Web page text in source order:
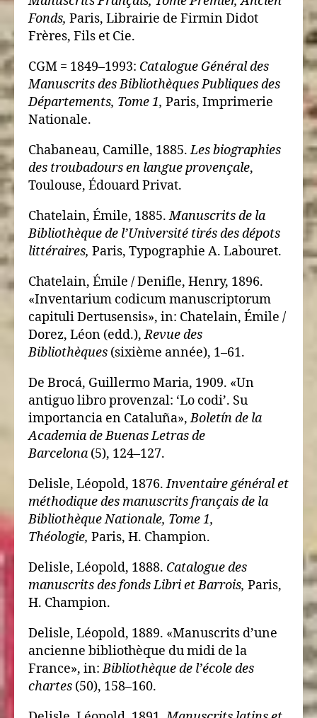
Fonds, Paris, Librairie de Firmin Didot
Frères, Fils et Cie.
CGM = 1849–1993: Catalogue Général des
Manuscrits des Bibliothèques Publiques des
Départements, Tome 1, Paris, Imprimerie
Nationale.
Chabaneau, Camille, 1885.Les biographies
des troubadours en langue provençale,
Toulouse, Édouard Privat.
Chatelain, Émile, 1885.Manuscrits de la
Bibliothèque de l’Université tirés des dépots
littéraires, Paris, Typographie A. Labouret.
Chatelain, Émile / Denifle, Henry, 1896.
«Inventarium codicum manuscriptorum
capituli Dertusensis», in: Chatelain, Émile /
Dorez, Léon (edd.),Revue des
Bibliothèques (sixième année), 1–61.
De Brocá, Guillermo Maria, 1909. «Un
antiguo libro provenzal: ‘Lo codi’. Su
importancia en Cataluña»,Boletín de la
Academia de Buenas Letras de
Barcelona (5), 124–127.
Delisle, Léopold, 1876.Inventaire général et
méthodique des manuscrits français de la
Bibliothèque Nationale, Tome 1,
Théologie, Paris, H. Champion.
Delisle, Léopold, 1888. Catalogue des
manuscrits des fonds Libri et Barrois, Paris,
H. Champion.
Delisle, Léopold, 1889. «Manuscrits d’une
ancienne bibliothèque du midi de la
France», in:Bibliothèque de l’école des
chartes (50), 158–160.